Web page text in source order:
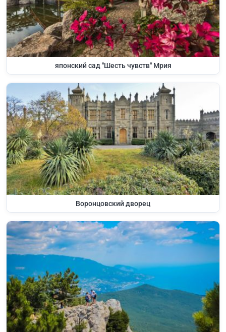
японский сад "Шесть чувств" Мрия
Воронцовский дворец